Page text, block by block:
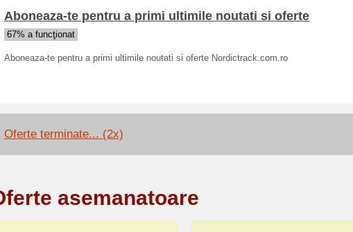
Aboneaza-te pentru a primi ultimile noutati si oferte
67% a funcţionat
Aboneaza-te pentru a primi ultimile noutati si oferte Nordictrack.com.ro
Oferte terminate... (2x)
asemanatoare